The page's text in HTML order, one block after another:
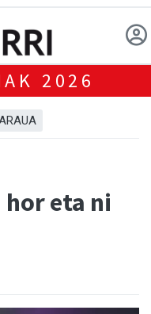
2026
eta ni